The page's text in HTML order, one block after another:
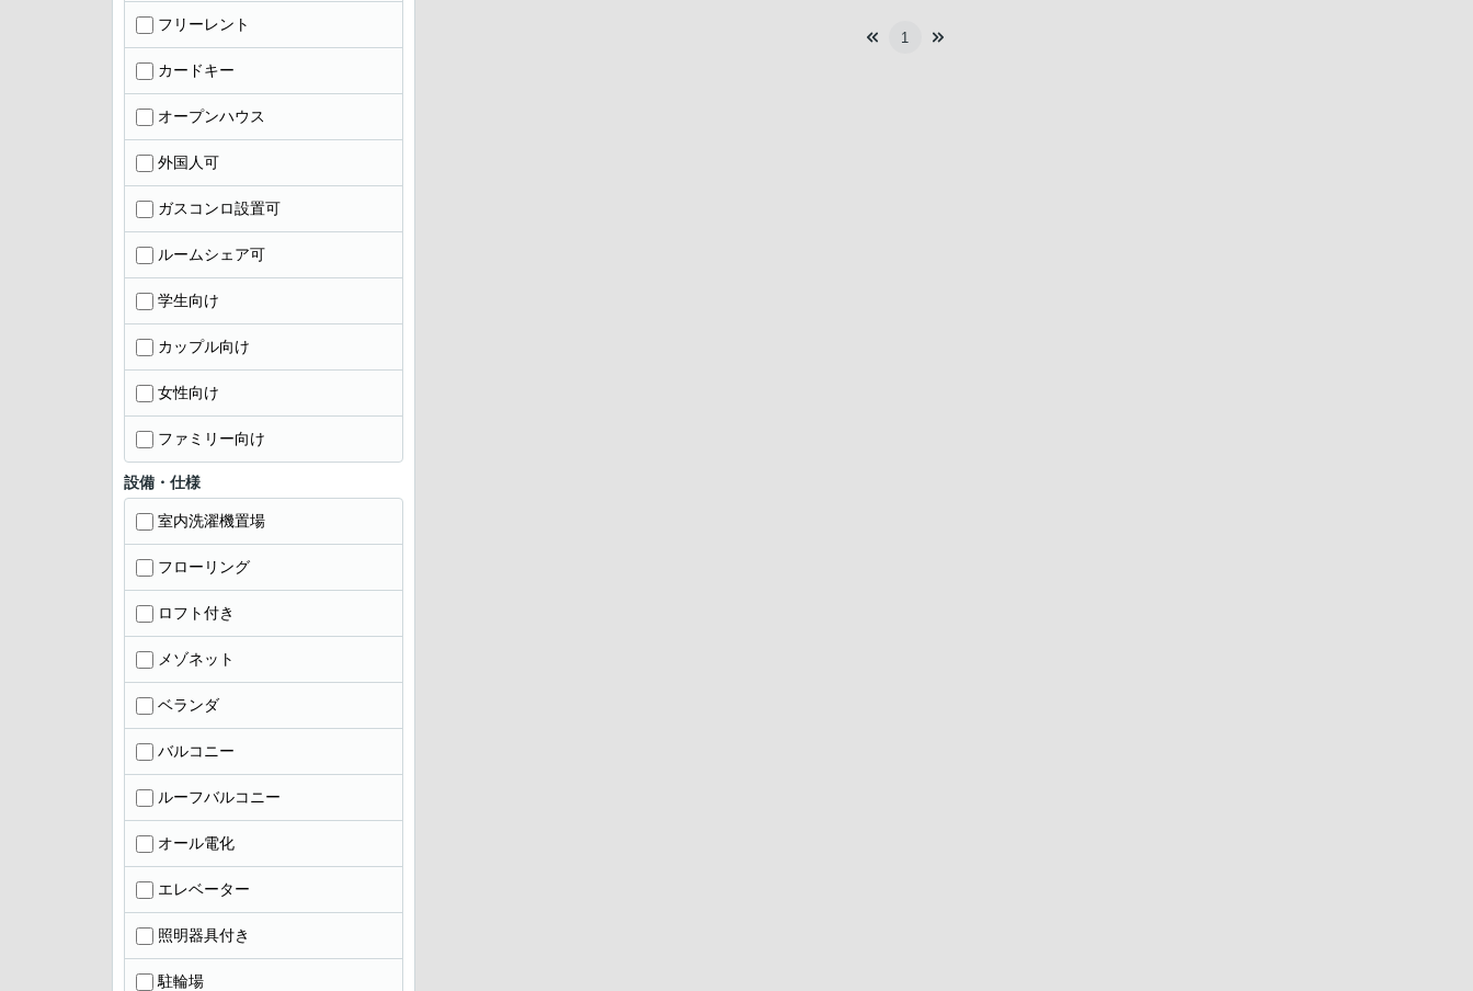
1
フリーレント
カードキー
オープンハウス
外国人可
ガスコンロ設置可
ルームシェア可
学生向け
カップル向け
女性向け
ファミリー向け
設備・仕様
室内洗濯機置場
フローリング
ロフト付き
メゾネット
ベランダ
バルコニー
ルーフバルコニー
オール電化
エレベーター
照明器具付き
駐輪場